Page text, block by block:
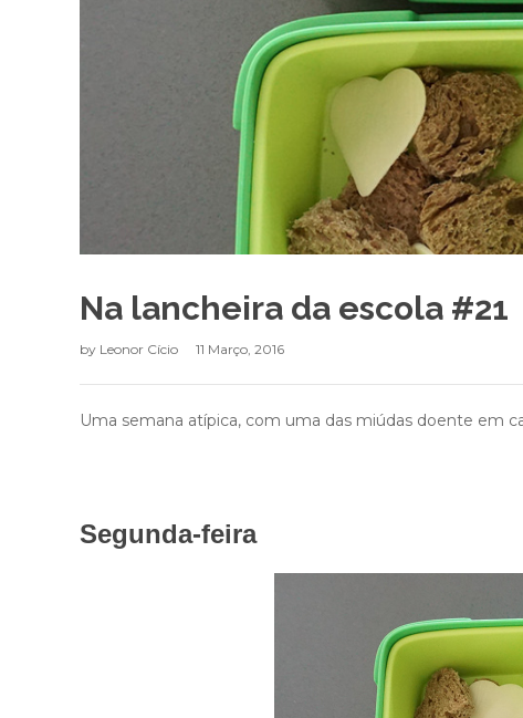
Na lancheira da escola #21
by Leonor Cício 11 Março, 2016
Uma semana atípica, com uma das miúdas doente em
Segunda-feira